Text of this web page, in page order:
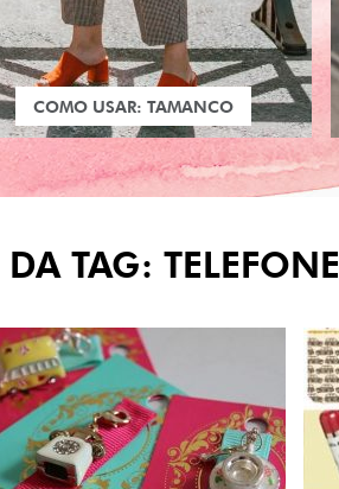
COMO USAR: TAMANCO
DA TAG: TELEFONE